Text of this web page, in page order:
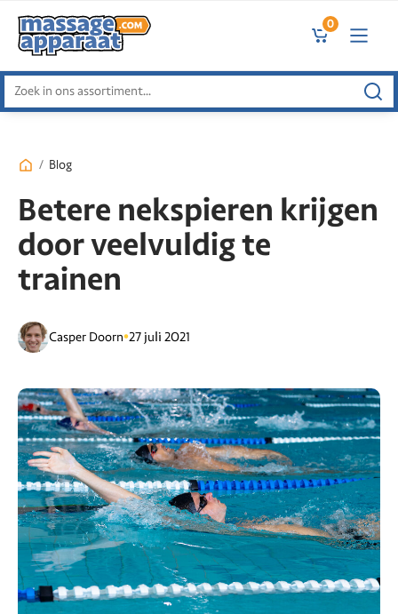
0
Zoeken
naar:
/ Blog
Betere nekspieren krijgen
door veelvuldig te
trainen
Casper Doorn•27 juli 2021